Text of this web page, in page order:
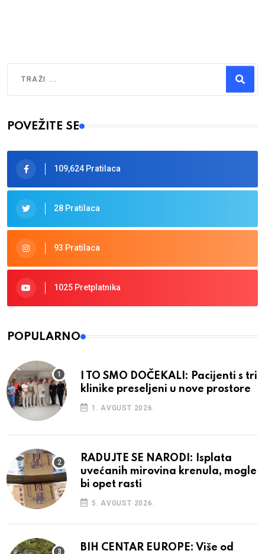
Type 2 or more characters for results.
POVEŽITE SE
109,624 Pratilaca
28 Pratilaca
93 Pratilaca
1025 Pretplatnika
POPULARNO
I TO SMO DOČEKALI: Pacijenti s tri
klinike preseljeni u nove prostore
1. AVGUST 2026.
RADUJTE SE NARODI: Isplata
uvećanih mirovina krenula, mogle
bi opet rasti
5. AVGUST 2026.
BIH CENTAR EUROPE: Više od